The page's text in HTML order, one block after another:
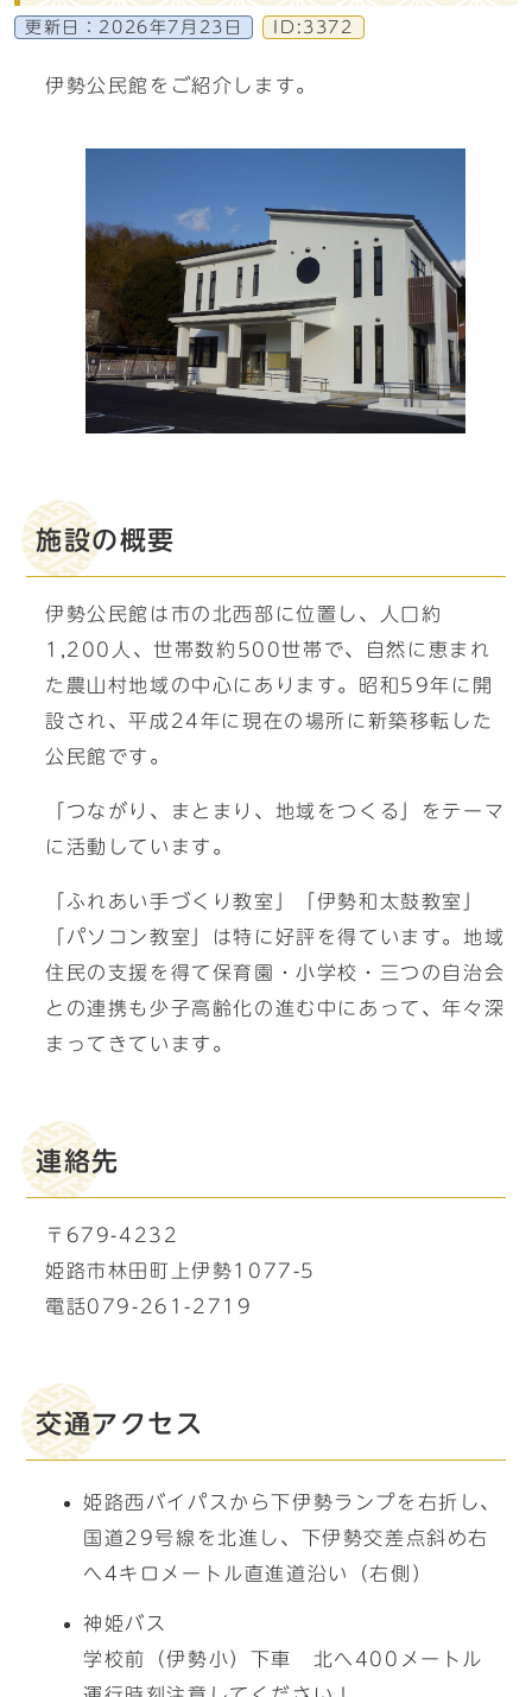
更新日： 2026年7月23日 ID:3372
伊勢公民館をご紹介します。
施設の概要
伊勢公民館は市の北西部に位置し、人口約
1,200人、世帯数約500世帯で、自然に恵まれ
た農山村地域の中心にあります。昭和59年に開
設され、平成24年に現在の場所に新築移転した
公民館です。
「つながり、まとまり、地域をつくる」をテーマ
に活動しています。
「ふれあい手づくり教室」「伊勢和太鼓教室」
「パソコン教室」は特に好評を得ています。地域
住民の支援を得て保育園・小学校・三つの自治会
との連携も少子高齢化の進む中にあって、年々深
まってきています。
連絡先
〒679-4232
姫路市林田町上伊勢1077-5
電話079-261-2719
交通アクセス
姫路西バイパスから下伊勢ランプを右折し、
国道29号線を北進し、下伊勢交差点斜め右
へ4キロメートル直進道沿い（右側）
神姫バス
学校前（伊勢小）下車 北へ400メートル